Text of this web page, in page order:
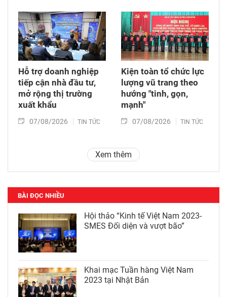
Hỗ trợ doanh nghiệp
tiếp cận nhà đầu tư,
mở rộng thị trường
xuất khẩu
07/08/2026 TIN TỨC
Kiện toàn tổ chức lực
lượng vũ trang theo
hướng "tinh, gọn,
mạnh"
07/08/2026 TIN TỨC
Xem thêm
BÀI ĐỌC NHIỀU
Hội thảo “Kinh tế Việt Nam 2023-
SMES Đối diện và vượt bão”
Khai mạc Tuần hàng Việt Nam
2023 tại Nhật Bản